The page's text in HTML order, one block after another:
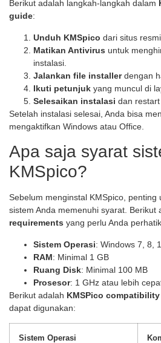
Berikut adalah langkah-langkah dalam
guide:
Unduh KMSpico dari situs resmi.
Matikan Antivirus untuk
instalasi.
Jalankan file installerdengan
Ikuti petunjuk yang muncul di
Selesaikan instalasi dan restart
Setelah instalasi selesai, Anda bisa
mengaktifkan Windows atau Office.
Apa saja syarat
KMSpico?
Sebelum menginstal KMSpico, penting
sistem Anda memenuhi syarat. Berikut
requirements yang perlu Anda
Sistem Operasi: Windows 7, 8,
RAM: Minimal 1 GB
Ruang Disk: Minimal 100 MB
Prosesor: 1 GHz atau lebih
Berikut adalah KMSPico
dapat digunakan:
Sistem Operasi